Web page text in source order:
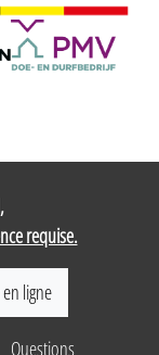
requise.
ligne
Questions